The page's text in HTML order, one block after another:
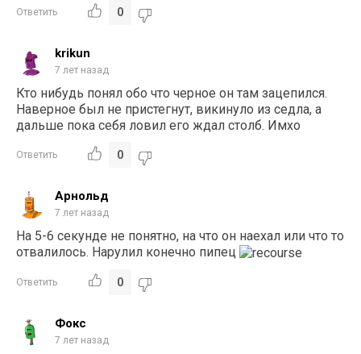
Ответить 0
krikun
7 лет назад
Кто нибудь понял обо что черное он там зацепился.
Наверное был не пристегнут, викинуло из седла, а
дальше пока себя ловил его ждал столб. Имхо
Ответить 0
Арнольд
7 лет назад
На 5-6 секунде не понятно, на что он наехал или что то
отвалилось. Нарулил конечно пипец
Ответить 0
Фокс
7 лет назад